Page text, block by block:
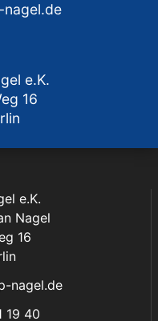
e.K.
16
e.K.
Nagel
16
nagel.de
19 40